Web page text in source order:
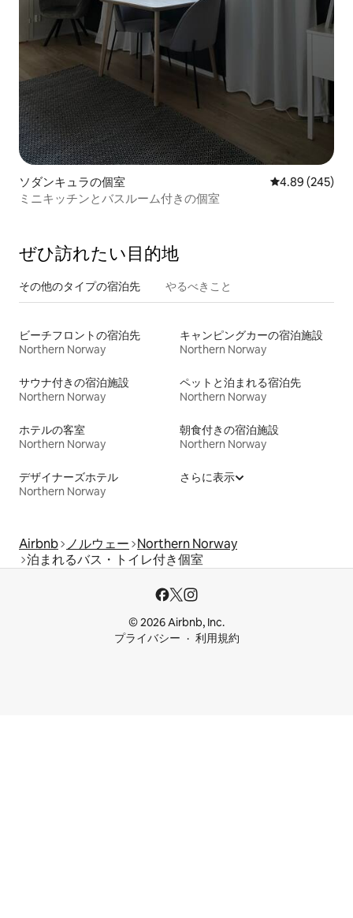
ソダンキュラの個室 レビュー245
4.89 (245)
ミニキッチンとバスルーム付きの個室
ぜひ訪⁠れ⁠た⁠い目⁠的⁠地
その他のタ⁠イ⁠プ⁠の宿⁠泊⁠先 やるべきこと
ビーチフロントの宿泊先
Northern Norway
キャンピングカーの宿泊施設
Northern Norway
サウナ付きの宿泊施設
Northern Norway
ペットと泊まれる宿泊先
Northern Norway
ホテルの客室
Northern Norway
朝食付きの宿泊施設
Northern Norway
デザイナーズホテル
Northern Norway
さらに表示
Airbnb ノルウェー Northern Norway
泊まれるバス・トイレ付き個室
© 2026 Airbnb, Inc.
プライバシー
利用規約